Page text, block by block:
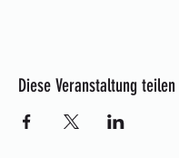
Diese Veranstaltung teilen